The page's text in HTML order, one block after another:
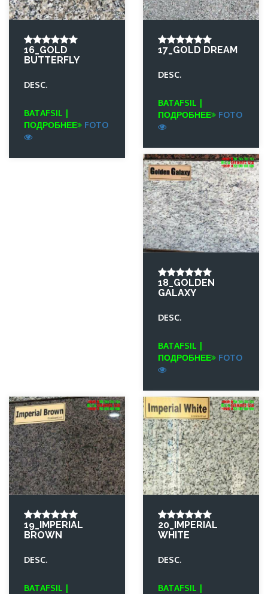
16_GOLD
BUTTERFLY
DESC.
BATAFSIL |
ПОДРОБНЕЕ
FOTO
17_GOLD DREAM
DESC.
BATAFSIL |
ПОДРОБНЕЕ
FOTO
18_GOLDEN
GALAXY
DESC.
BATAFSIL |
ПОДРОБНЕЕ
FOTO
19_IMPERIAL
BROWN
DESC.
BATAFSIL |
20_IMPERIAL
WHITE
DESC.
BATAFSIL |